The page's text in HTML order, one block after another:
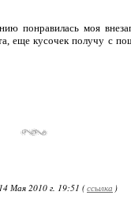
понравилась моя
еще кусочек получу с
Мая 2010 г. 19:51 (ссылка )